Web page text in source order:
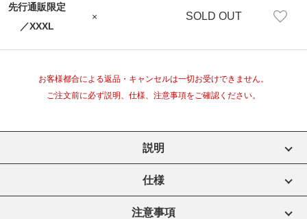
先行通販限定
／XXXL
× SOLD OUT
お客様都合による返品・キャンセルは一切お受けできません。
ご注文前に必ず説明、仕様、注意事項をご確認ください。
説明
仕様
注意事項